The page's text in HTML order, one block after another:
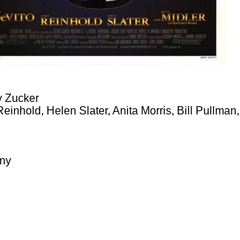
Zucker
Helen Slater, Anita Morris, Bill